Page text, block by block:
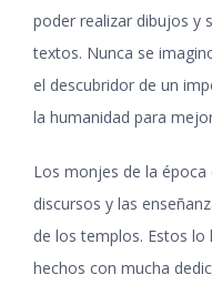
poder realizar dibujos y
textos. Nunca se
el descubridor de un
la humanidad para
Los monjes de la
discursos y las
de los templos. Estos
hechos con mucha